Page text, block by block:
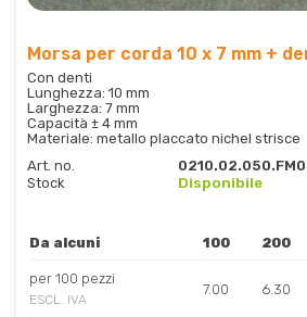
Morsa per corda 10 x 7 mm +
Con denti
Lunghezza: 10 mm
Larghezza: 7 mm
Capacità ± 4 mm
Materiale: metallo placcato nichel strisce
Art. no.
Stock
Disponibile
Da alcuni 100 200
per 100 pezzi
ESCL. IVA
7.00 6.30